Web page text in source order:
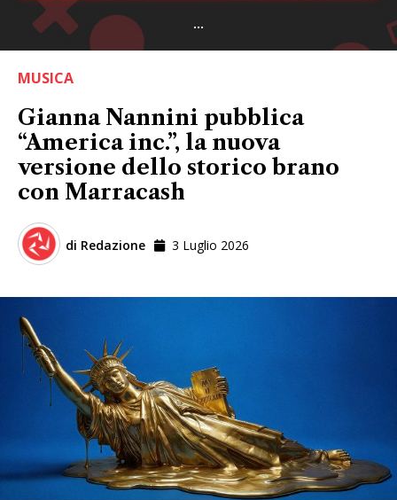
...
MUSICA
Gianna Nannini pubblica
“America inc.”, la nuova
versione dello storico brano
con Marracash
di Redazione 3 Luglio 2026